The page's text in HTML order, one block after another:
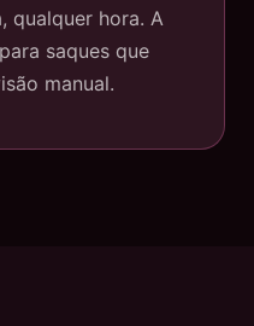
qualquer hora. A
saques que
manual.